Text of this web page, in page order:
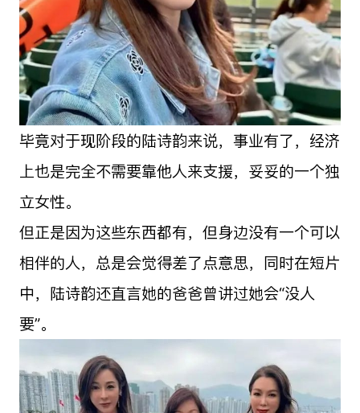
毕竟对于现阶段的陆诗韵来说，事业有了，经济
上也是完全不需要靠他人来支援，妥妥的一个独
立女性。
但正是因为这些东西都有，但身边没有一个可以
相伴的人，总是会觉得差了点意思，同时在短片
中，陆诗韵还直言她的爸爸曾讲过她会“没人
要”。